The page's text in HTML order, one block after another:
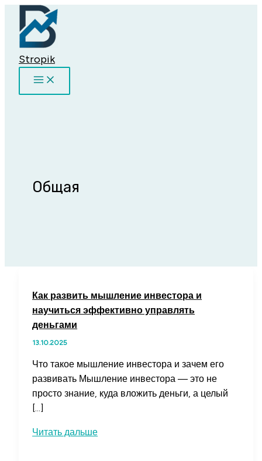
Перейти
содержимому
Stropik
Общая
Как развить мышление инвестора и
научиться эффективно управлять
деньгами
13.10.2025
Что такое мышление инвестора и зачем его
развивать Мышление инвестора — это не
просто знание, куда вложить деньги, а целый
[…]
Как
Читать дальше